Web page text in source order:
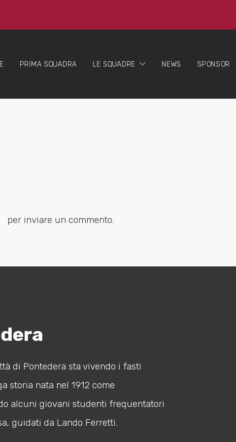
PRIMA SQUADRA LE SQUADRE NEWS SPONSOR
per inviare un commento.
di Pontedera sta vivendo i fasti
storia nata nel 1912 come
alcuni giovani studenti frequentatori
guidati da Lando Ferretti.